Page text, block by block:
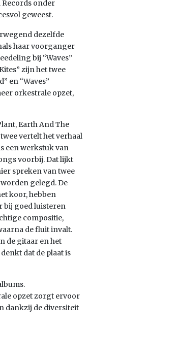
Records onder
geweest.
dezelfde
haar voorganger
bij “Waves”
zijn het twee
en “Waves”
orkestrale opzet,
Earth And The
vertelt het verhaal
een werkstuk van
voorbij. Dat lijkt
spreken van twee
gelegd. De
koor, hebben
bij goed luisteren
compositie,
de fluit invalt.
de gitaar en het
dat de plaat is
opzet zorgt ervoor
dankzij de diversiteit